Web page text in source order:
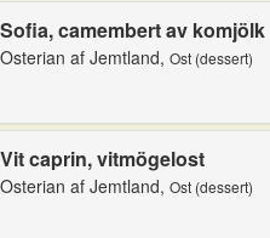
Sofia, camembert av komjölk
Osterian af Jemtland, Ost (dessert)
Vit caprin, vitmögelost
Osterian af Jemtland, Ost (dessert)